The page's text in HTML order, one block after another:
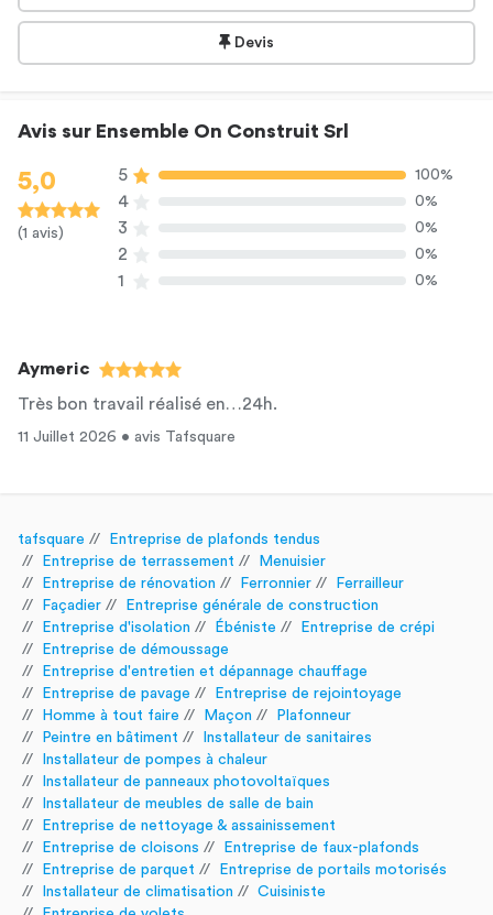
Devis
Avis sur Ensemble On Construit Srl
5,0
(1 avis)
5 100%
4 0%
3 0%
2 0%
1 0%
Aymeric
Très bon travail réalisé en…24h.
11 Juillet 2026 • avis Tafsquare
tafsquare
Entreprise de plafonds tendus
Entreprise de terrassement
Menuisier
Entreprise de rénovation
Ferronnier
Ferrailleur
Façadier
Entreprise générale de construction
Entreprise d'isolation
Ébéniste
Entreprise de crépi
Entreprise de démoussage
Entreprise d'entretien et dépannage chauffage
Entreprise de pavage
Entreprise de rejointoyage
Homme à tout faire
Maçon
Plafonneur
Peintre en bâtiment
Installateur de sanitaires
Installateur de pompes à chaleur
Installateur de panneaux photovoltaïques
Installateur de meubles de salle de bain
Entreprise de nettoyage & assainissement
Entreprise de cloisons
Entreprise de faux-plafonds
Entreprise de parquet
Entreprise de portails motorisés
Installateur de climatisation
Cuisiniste